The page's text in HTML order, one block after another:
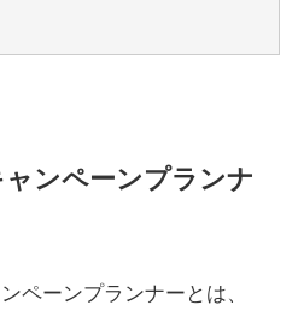
ンペーンプランナ
ペーンプランナーとは、